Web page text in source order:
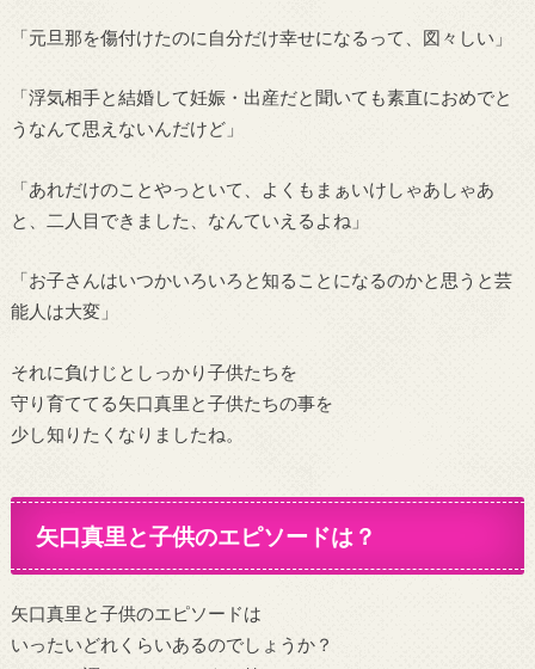
「元旦那を傷付けたのに自分だけ幸せになるって、図々しい」
「浮気相手と結婚して妊娠・出産だと聞いても素直におめでと
うなんて思えないんだけど」
「あれだけのことやっといて、よくもまぁいけしゃあしゃあ
と、二人目できました、なんていえるよね」
「お子さんはいつかいろいろと知ることになるのかと思うと芸
能人は大変」
それに負けじとしっかり子供たちを
守り育ててる矢口真里と子供たちの事を
少し知りたくなりましたね。
矢口真里と子供のエピソードは？
矢口真里と子供のエピソードは
いったいどれくらいあるのでしょうか？